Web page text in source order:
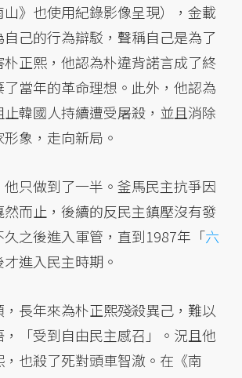
》也使用紀錄影像呈現），金載
己的行為辯駁，聲稱自己是為了
朴正熙，他認為朴違背諾言成了終
當年的革命理想。此外，他認為
韓國人持續遭受屠殺，並且消除
象，走向新局。
只做到了一半。釜馬民主抗爭因
而止，後續的反民主鎮壓沒有發
之後進入軍管，直到1987年「六
才進入民主時期。
長年來為朴正熙殘殺異己，難以
「受到自由民主感召」。況且他
也殺了死對頭車智澈。在《南